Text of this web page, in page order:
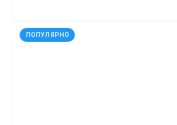
ПОПУЛЯРНО
код: 12364